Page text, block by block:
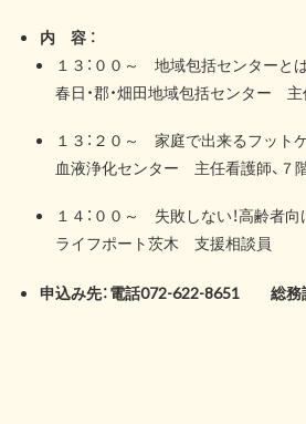
内 容 ：
１３：００～ 地域包括センターと
春日・郡・畑田地域包括センター
１３：２０～ 家庭で出来るフット
血液浄化センター 主任看護師、
１４：００～ 失敗しない！高齢者
ライフポート茨木 支援相談員
申込み先：電話072-622-8651 総務